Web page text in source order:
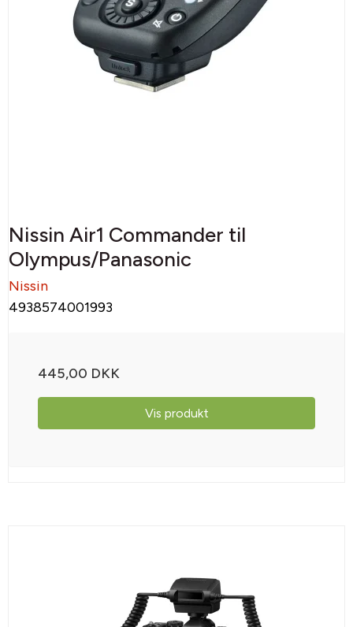
Nissin Air1 Commander til
Olympus/Panasonic
Nissin
4938574001993
445,00 DKK
Vis produkt